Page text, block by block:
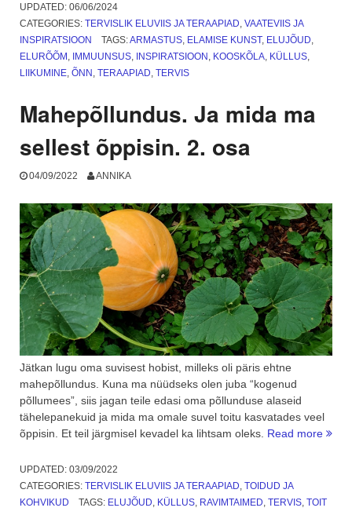
mis
ei
lähe
UPDATED: 06/06/2024
CATEGORIES: TERVISLIK ELUVIIS JA TERAAPIAD, VAATEVIIS JA
INSPIRATSIOON
TAGS:ARMASTUS, ELAMISE KUNST, ELUJÕUD,
ELURÕÕM , IMMUUNSUS, INSPIRATSIOON , KOOSKÕLA, KÜLLUS,
LIIKUMINE, ÕNN , TERAAPIAD, TERVIS
Mahepõllundus. Ja mida ma
sellest õppisin. 2. osa
04/09/2022 ANNIKA
Jätkan lugu oma suvisest hobist, milleks oli päris ehtne
mahepõllundus. Kuna ma nüüdseks olen juba “kogenud
põllumees”, siis jagan teile edasi oma põllunduse alaseid
tähelepanekuid ja mida ma omale suvel toitu kasvatades veel
õppisin. Et teil järgmisel kevadel ka lihtsam oleks. Read more
UPDATED: 03/09/2022
CATEGORIES: TERVISLIK ELUVIIS JA TERAAPIAD, TOIDUD JA
KOHVIKUD
TAGS: ELUJÕUD, KÜLLUS, RAVIMTAIMED, TERVIS, TOIT